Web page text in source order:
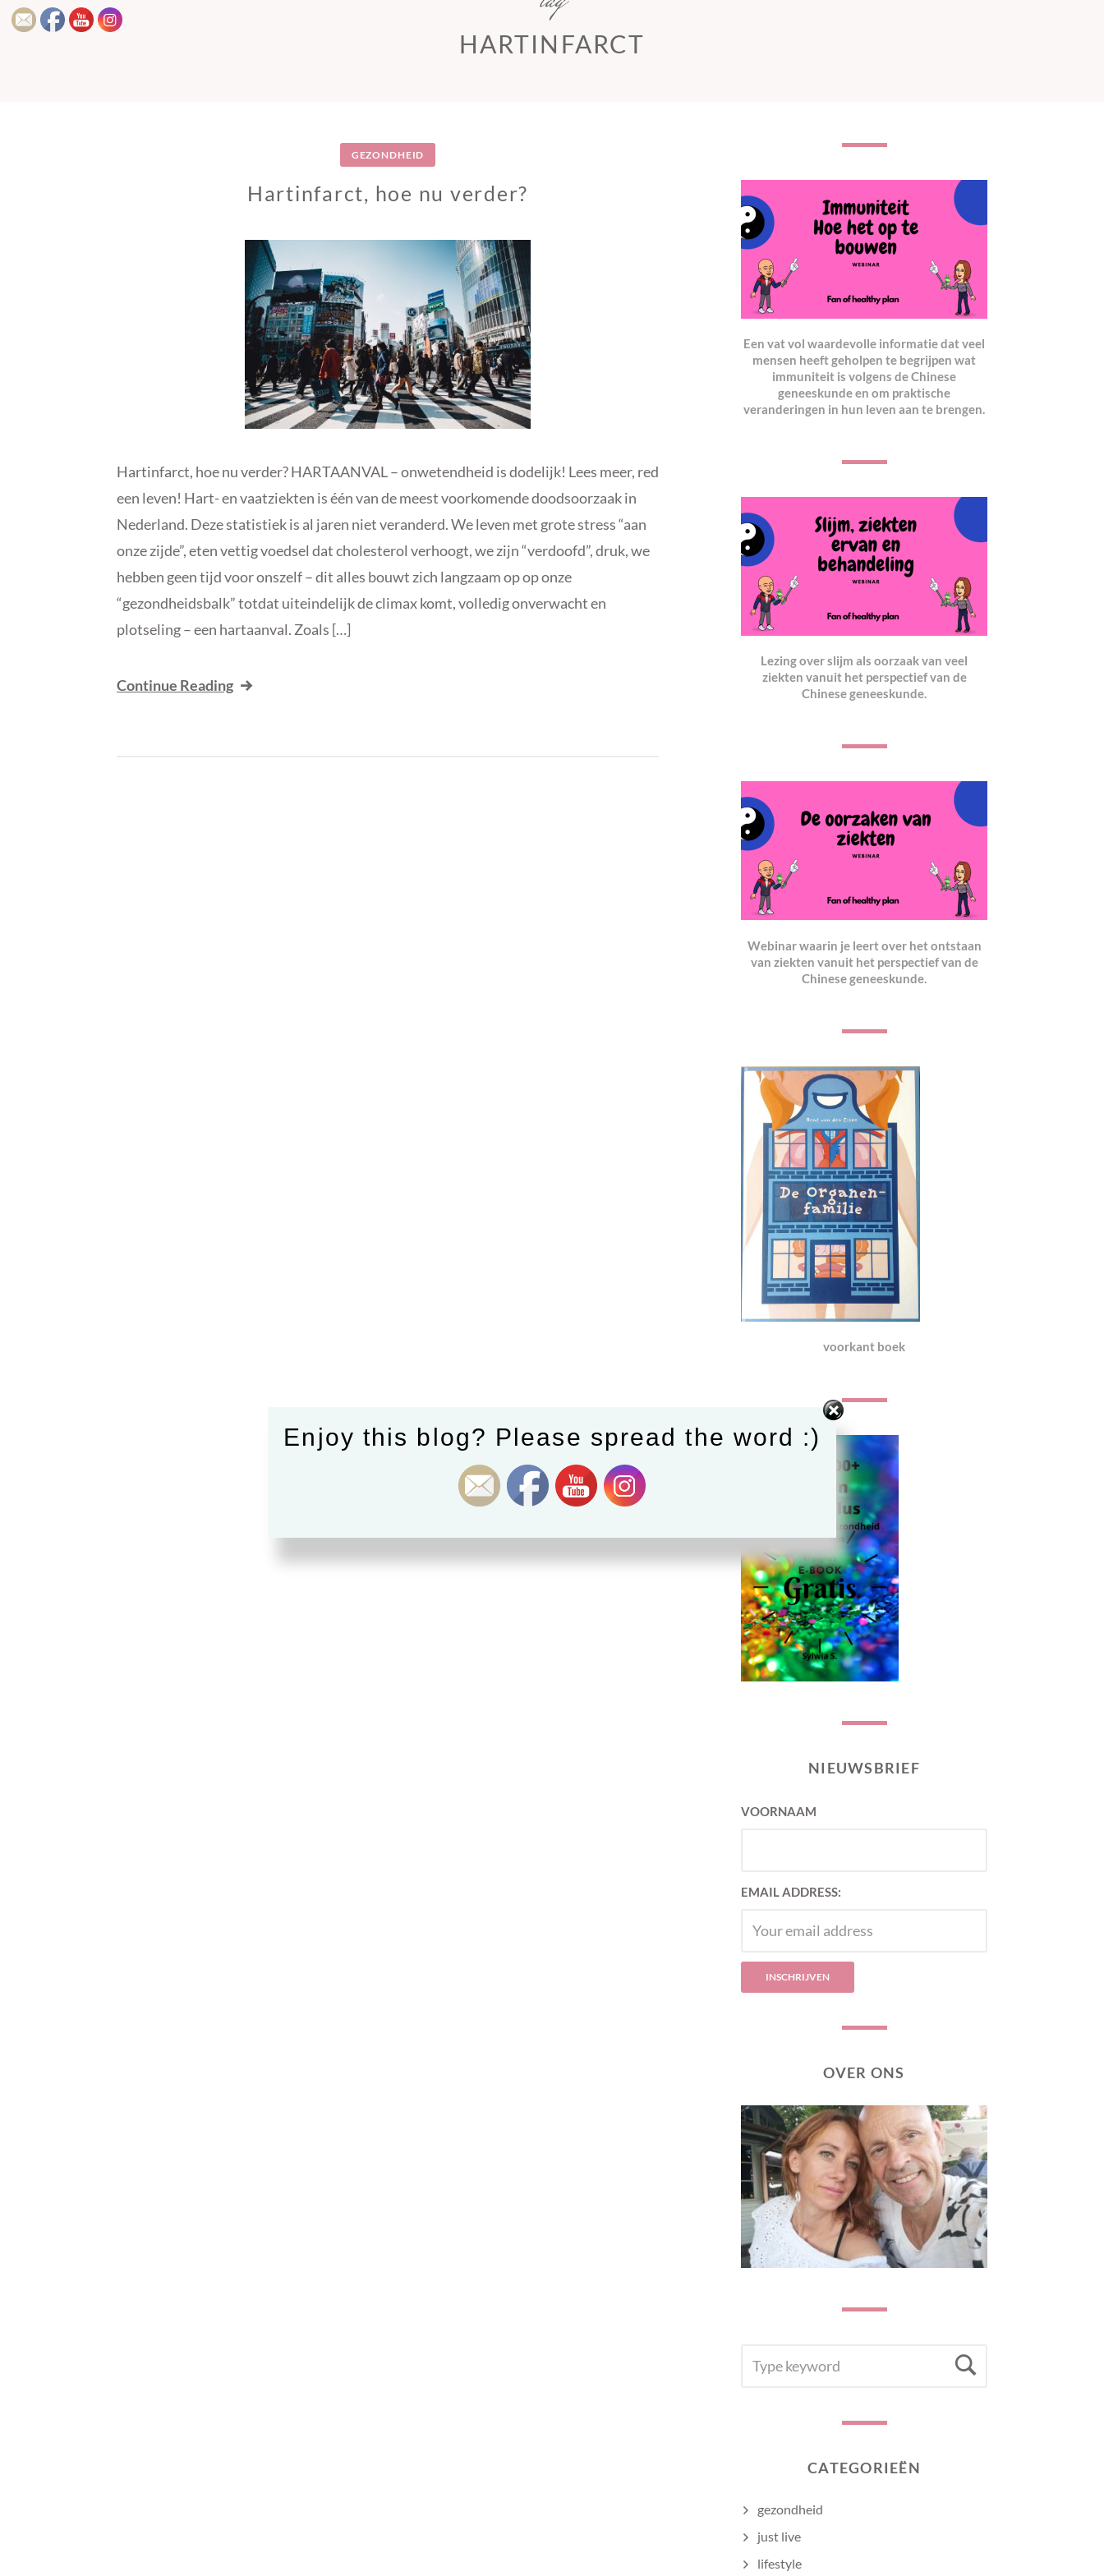
HARTINFARCT
GEZONDHEID
Hartinfarct, hoe nu verder?
Hartinfarct, hoe nu verder? HARTAANVAL – onwetendheid is dodelijk! Lees meer, red
een leven! Hart- en vaatziekten is één van de meest voorkomende doodsoorzaak in
Nederland. Deze statistiek is al jaren niet veranderd. We leven met grote stress “aan
onze zijde”, eten vettig voedsel dat cholesterol verhoogt, we zijn “verdoofd”, druk, we
hebben geen tijd voor onszelf – dit alles bouwt zich langzaam op op onze
“gezondheidsbalk” totdat uiteindelijk de climax komt, volledig onverwacht en
plotseling – een hartaanval. Zoals […]
Continue Reading
Een vat vol waardevolle informatie dat veel
mensen heeft geholpen te begrijpen wat
immuniteit is volgens de Chinese
geneeskunde en om praktische
veranderingen in hun leven aan te brengen.
Lezing over slijm als oorzaak van veel
ziekten vanuit het perspectief van de
Chinese geneeskunde.
Webinar waarin je leert over het ontstaan
van ziekten vanuit het perspectief van de
Chinese geneeskunde.
voorkant boek
NIEUWSBRIEF
VOORNAAM
EMAIL ADDRESS:
OVER ONS
FOR:
CATEGORIEËN
gezondheid
just live
lifestyle
Enjoy this blog? Please spread the word :)